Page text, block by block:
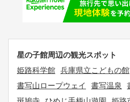
星の子館周辺の観光スポット
姫路科学館 兵庫県立こどもの館
書写山ロープウェイ
書写温泉